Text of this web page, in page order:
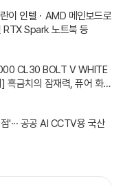
이 인텔ㆍAMD 메인보드로
RTX Spark 노트북 등
CL30 BOLT V WHITE
흑금치의 잠재력, 퓨어 화이
'··· 공공 AI CCTV용 국산